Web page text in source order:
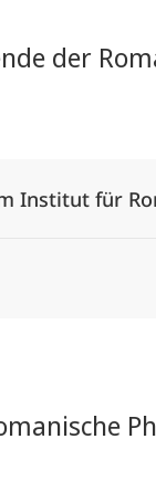
der
Institut für